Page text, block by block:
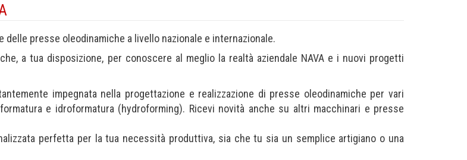
presse oleodinamiche a livello nazionale e internazionale.
a tua disposizione, per conoscere al meglio la realtà aziendale NAVA e i nuovi progetti
impegnata nella progettazione e realizzazione di presse oleodinamiche per vari
e idroformatura (hydroforming). Ricevi novità anche su altri macchinari e presse
perfetta per la tua necessità produttiva, sia che tu sia un semplice artigiano o una